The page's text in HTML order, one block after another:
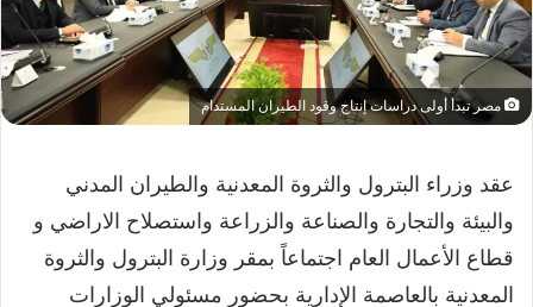
مصر تبدأ أولى دراسات إنتاج وقود الطيران المستدام
عقد وزراء البترول والثروة المعدنية والطيران المدني
والبيئة والتجارة والصناعة والزراعة واستصلاح الاراضي و
قطاع الأعمال العام اجتماعاً بمقر وزارة البترول والثروة
المعدنية بالعاصمة الإدارية بحضور مسئولي الوزارات